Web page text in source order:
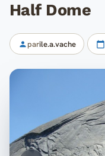
Half Dome
parile.a.vache